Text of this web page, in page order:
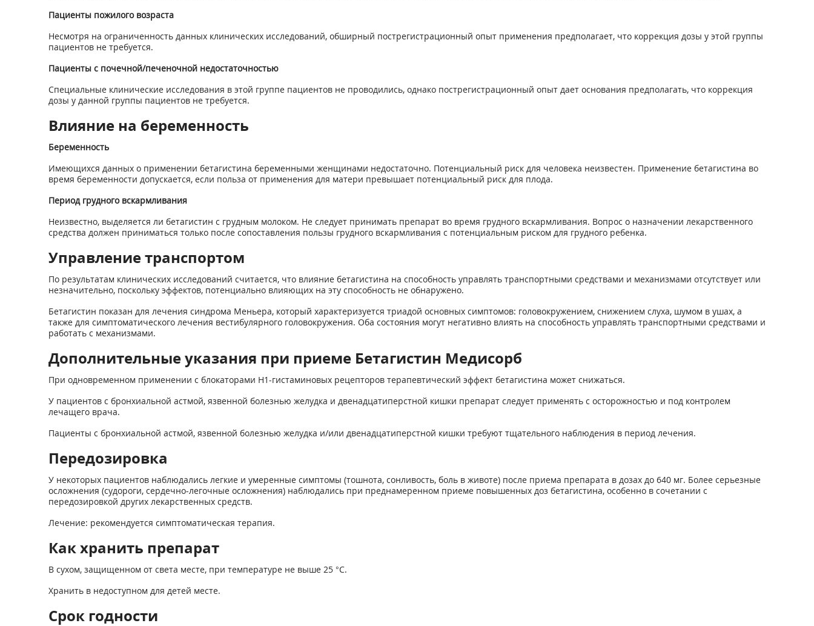
Пациенты пожилого возраста
Несмотря на ограниченность данных клинических исследований, обширный пострегистрационный опыт применения предполагает, что коррекция дозы у этой группы
пациентов не требуется.
Пациенты с почечной/печеночной недостаточностью
Специальные клинические исследования в этой группе пациентов не проводились, однако пострегистрационный опыт дает основания предполагать, что коррекция
дозы у данной группы пациентов не требуется.
Влияние на беременность
Беременность
Имеющихся данных о применении бетагистина беременными женщинами недостаточно. Потенциальный риск для человека неизвестен. Применение бетагистина во
время беременности допускается, если польза от применения для матери превышает потенциальный риск для плода.
Период грудного вскармливания
Неизвестно, выделяется ли бетагистин с грудным молоком. Не следует принимать препарат во время грудного вскармливания. Вопрос о назначении лекарственного
средства должен приниматься только после сопоставления пользы грудного вскармливания с потенциальным риском для грудного ребенка.
Управление транспортом
По результатам клинических исследований считается, что влияние бетагистина на способность управлять транспортными средствами и механизмами отсутствует или
незначительно, поскольку эффектов, потенциально влияющих на эту способность не обнаружено.
Бетагистин показан для лечения синдрома Меньера, который характеризуется триадой основных симптомов: головокружением, снижением слуха, шумом в ушах, а
также для симптоматического лечения вестибулярного головокружения. Оба состояния могут негативно влиять на способность управлять транспортными средствами и
работать с механизмами.
Дополнительные указания при приеме Бетагистин Медисорб
При одновременном применении с блокаторами Н1-гистаминовых рецепторов терапевтический эффект бетагистина может снижаться.
У пациентов с бронхиальной астмой, язвенной болезнью желудка и двенадцатиперстной кишки препарат следует применять с осторожностью и под контролем
лечащего врача.
Пациенты с бронхиальной астмой, язвенной болезнью желудка и/или двенадцатиперстной кишки требуют тщательного наблюдения в период лечения.
Передозировка
У некоторых пациентов наблюдались легкие и умеренные симптомы (тошнота, сонливость, боль в животе) после приема препарата в дозах до 640 мг. Более серьезные
осложнения (судороги, сердечно-легочные осложнения) наблюдались при преднамеренном приеме повышенных доз бетагистина, особенно в сочетании с
передозировкой других лекарственных средств.
Лечение: рекомендуется симптоматическая терапия.
Как хранить препарат
В сухом, защищенном от света месте, при температуре не выше 25 °С.
Хранить в недоступном для детей месте.
Срок годности